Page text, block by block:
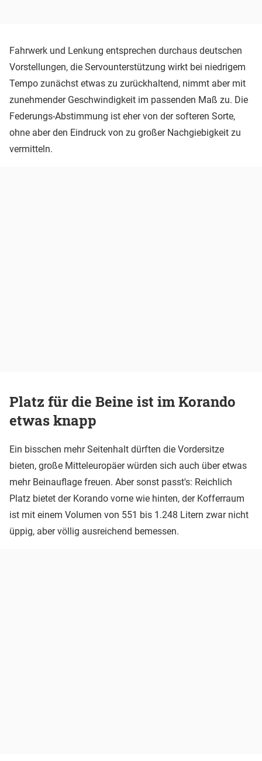
Fahrwerk und Lenkung entsprechen durchaus deutschen
Vorstellungen, die Servounterstützung wirkt bei niedrigem
Tempo zunächst etwas zu zurückhaltend, nimmt aber mit
zunehmender Geschwindigkeit im passenden Maß zu. Die
Federungs-Abstimmung ist eher von der softeren Sorte,
ohne aber den Eindruck von zu großer Nachgiebigkeit zu
vermitteln.
Platz für die Beine ist im Korando
etwas knapp
Ein bisschen mehr Seitenhalt dürften die Vordersitze
bieten, große Mitteleuropäer würden sich auch über etwas
mehr Beinauflage freuen. Aber sonst passt's: Reichlich
Platz bietet der Korando vorne wie hinten, der Kofferraum
ist mit einem Volumen von 551 bis 1.248 Litern zwar nicht
üppig, aber völlig ausreichend bemessen.